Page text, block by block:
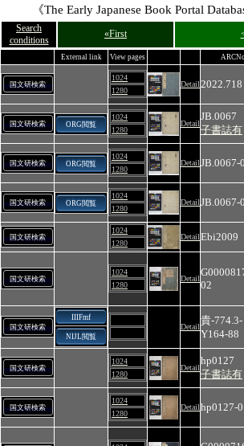
《The Early Japanese Book Portal
Search
conditions
«First
External link View pages
国文研検索
1024
1280
Detail2022.718
国文研検索 ORG閲覧
1024
1280
Detail
JB.0067
子書誌有
国文研検索 ORG閲覧
1024
1280
DetailJB.0067-
国文研検索 ORG閲覧
1024
1280
DetailJB.0067-
国文研検索
1024
1280
DetailEbi2009
国文研検索
1024
1280
Detail
02
国文研検索
IIIFmf
NIJL閲覧
Detail
貴‐774.3‐
Y164‐88
国文研検索
1024
1280
Detail
hp0127
子書誌有
国文研検索
1024
1280
Detailhp0127-